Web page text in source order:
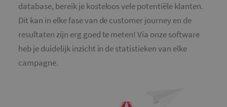
database, bereik je kosteloos vele potentiële klanten.
Dit kan in elke fase van de customer journey en de
resultaten zijn erg goed te meten! Via onze software
heb je duidelijk inzicht in de statistieken van elke
campagne.